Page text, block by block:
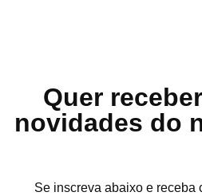
Quer
novidades do
Se inscreva abaixo e receba